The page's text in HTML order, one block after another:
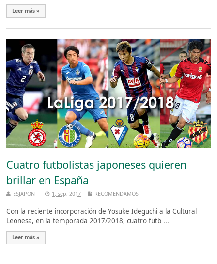
Leer más »
Cuatro futbolistas japoneses quieren
brillar en España
ESJAPON 1, sep, 2017 RECOMENDAMOS
Con la reciente incorporación de Yosuke Ideguchi a la Cultural
Leonesa, en la temporada 2017/2018, cuatro futb ...
Leer más »